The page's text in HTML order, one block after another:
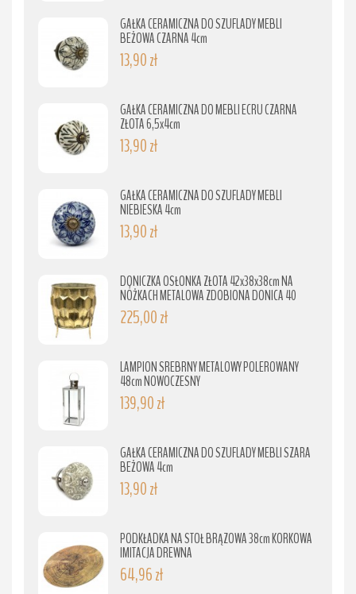
GAŁKA CERAMICZNA DO SZUFLADY MEBLI
BEŻOWA CZARNA 4cm
13,90 zł
GAŁKA CERAMICZNA DO MEBLI ECRU CZARNA
ZŁOTA 6,5x4cm
13,90 zł
GAŁKA CERAMICZNA DO SZUFLADY MEBLI
NIEBIESKA 4cm
13,90 zł
DONICZKA OSŁONKA ZŁOTA 42x38x38cm NA
NÓŻKACH METALOWA ZDOBIONA DONICA 40
225,00 zł
LAMPION SREBRNY METALOWY POLEROWANY
48cm NOWOCZESNY
139,90 zł
GAŁKA CERAMICZNA DO SZUFLADY MEBLI SZARA
BEŻOWA 4cm
13,90 zł
PODKŁADKA NA STÓŁ BRĄZOWA 38cm KORKOWA
IMITACJA DREWNA
64,96 zł